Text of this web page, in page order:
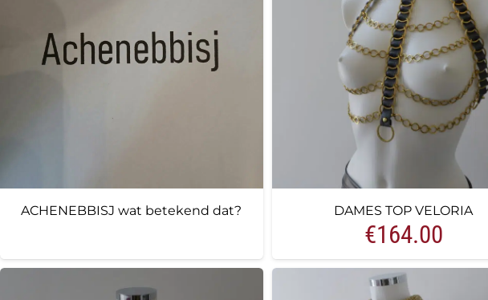
ACHENEBBISJ wat betekend dat? DAMES TOP VELORIA
€164.00